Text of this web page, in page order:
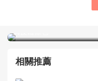
真皮鏈條包
相關推薦